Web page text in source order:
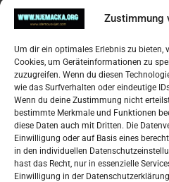
Zustimmung
Um dir ein optimales Erlebnis zu bieten,
Cookies, um Geräteinformationen zu
zuzugreifen. Wenn du diesen
wie das Surfverhalten oder eindeutige
Wenn du deine Zustimmung nicht
bestimmte Merkmale und Funktionen
diese Daten auch mit Dritten. Die
Einwilligung oder auf Basis eines
in den individuellen
hast das Recht, nur in essenzielle
Einwilligung in der
Pregled
Datenschutzerklärung
Widerufsbelehrung
Oglašavanje / Postavite svoj
Tko je “Idemo u Svijet
Pretražite stranicu: